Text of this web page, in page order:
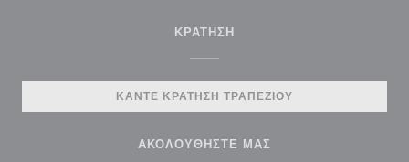
ΚΡΆΤΗΣΗ
ΚΆΝΤΕ ΚΡΆΤΗΣΗ ΤΡΑΠΕΖΙΟΎ
ΑΚΟΛΟΥΘΉΣΤΕ ΜΑΣ